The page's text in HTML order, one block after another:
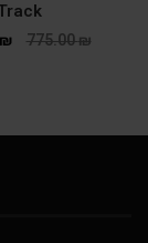
775.00₪
₪